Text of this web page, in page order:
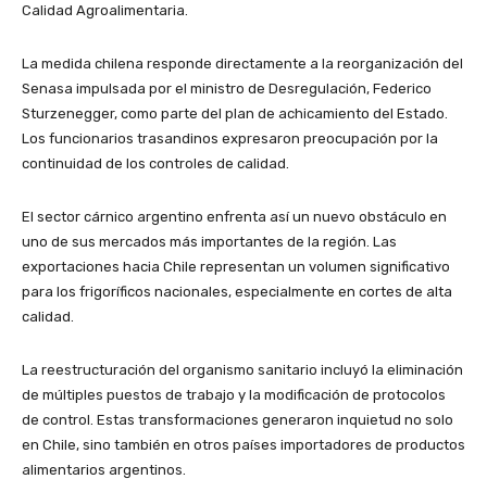
Calidad Agroalimentaria.
La medida chilena responde directamente a la reorganización del
Senasa impulsada por el ministro de Desregulación, Federico
Sturzenegger, como parte del plan de achicamiento del Estado.
Los funcionarios trasandinos expresaron preocupación por la
continuidad de los controles de calidad.
El sector cárnico argentino enfrenta así un nuevo obstáculo en
uno de sus mercados más importantes de la región. Las
exportaciones hacia Chile representan un volumen significativo
para los frigoríficos nacionales, especialmente en cortes de alta
calidad.
La reestructuración del organismo sanitario incluyó la eliminación
de múltiples puestos de trabajo y la modificación de protocolos
de control. Estas transformaciones generaron inquietud no solo
en Chile, sino también en otros países importadores de productos
alimentarios argentinos.